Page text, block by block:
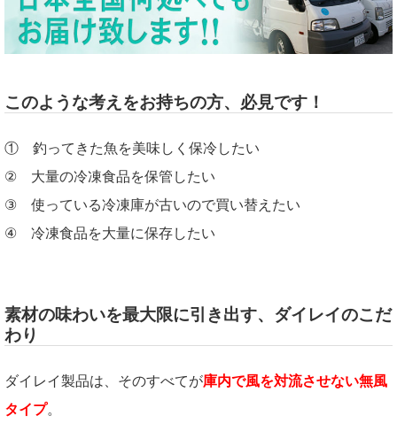
このような考えをお持ちの方、必見です！
① 釣ってきた魚を美味しく保冷したい
② 大量の冷凍食品を保管したい
③ 使っている冷凍庫が古いので買い替えたい
④ 冷凍食品を大量に保存したい
素材の味わいを最大限に引き出す、ダイレイのこだ
わり
ダイレイ製品は、そのすべてが庫内で風を対流させない無風
タイプ。